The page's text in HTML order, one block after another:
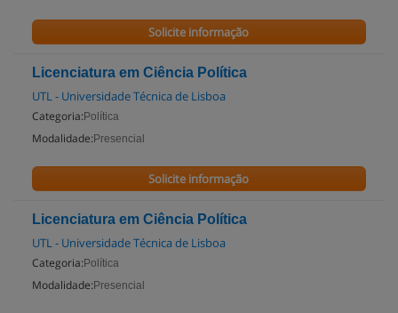
Solicite informação
Licenciatura em Ciência Política
UTL - Universidade Técnica de Lisboa
Categoria: Política
Modalidade: Presencial
Solicite informação
Licenciatura em Ciência Política
UTL - Universidade Técnica de Lisboa
Categoria: Política
Modalidade: Presencial